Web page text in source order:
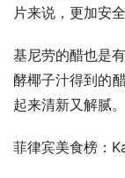
片来说，更加安
基尼劳的醋也是
酵椰子汁得到的
起来清新又解腻。
菲律宾美食榜：